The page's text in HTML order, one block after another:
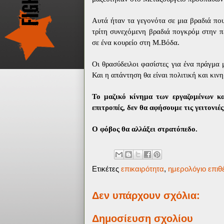
Αυτά ήταν τα γεγονότα σε μια βραδιά
τρίτη συνεχόμενη βραδιά πογκρόμ στην
σε ένα κουρείο στη Μ.Βόδα.
Οι θρασύδειλοι φασίστες για ένα
Και η απάντηση θα είναι πολιτική και
Το μαζικό κίνημα των εργαζομένων
επιτροπές, δεν θα αφήσουμε τις
Ο φόβος θα αλλάξει στρατόπεδο.
Ετικέτες επικαιρότητα, ημερολόγιο
Δεν υπάρχουν σχόλια:
Δημοσίευση σχολίου